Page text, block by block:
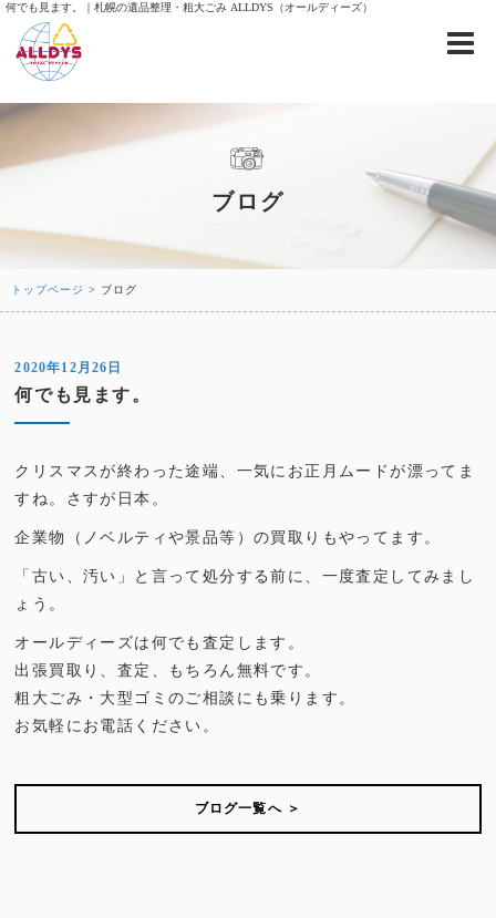
何でも見ます。｜札幌の遺品整理・粗大ごみ ALLDYS（オールディーズ）
ブログ
トップページ > ブログ
2020年12月26日
何でも見ます。
クリスマスが終わった途端、一気にお正月ムードが漂ってま
すね。さすが日本。
企業物（ノベルティや景品等）の買取りもやってます。
「古い、汚い」と言って処分する前に、一度査定してみまし
ょう。
オールディーズは何でも査定します。
出張買取り、査定、もちろん無料です。
粗大ごみ・大型ゴミのご相談にも乗ります。
お気軽にお電話ください。
ブログ一覧へ ＞